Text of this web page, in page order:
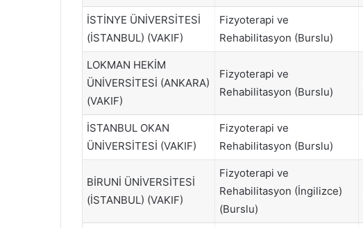
İSTİNYE ÜNİVERSİTESİ
(İSTANBUL) (VAKIF)
Fizyoterapi ve
Rehabilitasyon (Burslu)
LOKMAN HEKİM
ÜNİVERSİTESİ (ANKARA)
(VAKIF)
Fizyoterapi ve
Rehabilitasyon (Burslu)
İSTANBUL OKAN
ÜNİVERSİTESİ (VAKIF)
Fizyoterapi ve
Rehabilitasyon (Burslu)
BİRUNİ ÜNİVERSİTESİ
(İSTANBUL) (VAKIF)
Fizyoterapi ve
Rehabilitasyon (İngilizce)
(Burslu)